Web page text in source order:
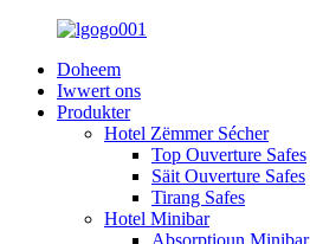
Doheem
Iwwert ons
Produkter
Hotel Zëmmer Sécher
Top Ouverture Safes
Säit Ouverture Safes
Tirang Safes
Hotel Minibar
Absorptioun Minibar